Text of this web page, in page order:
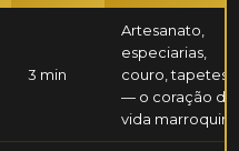
3 min
Artesanato,
especiarias,
couro, tapetes
— o coração da
vida marroquina